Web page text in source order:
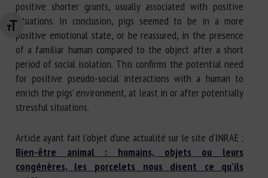
Changer la taille de la police
positive shorter grunts, usually associated with positive
situations. In conclusion, pigs seemed to be in a more
positive emotional state, or be reassured, in the presence
of a familiar human compared to the object after a short
period of social isolation. This confirms the potential need
for positive pseudo-social interactions with a human to
enrich the pigs’ environment, at least in or after potentially
stressful situations.
Article ayant fait l’objet d’une actualité sur le site d’INRAE :
Bien-être animal : humains, objets ou leurs
congénères, les porcelets nous disent ce qu’ils